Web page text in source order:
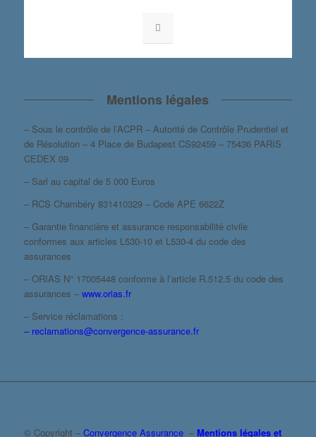
Mentions légales
– Sous le contrôle de l’ACPR – Autorité de Contrôle Prudentiel et
de Résolution – 4 Place de Budapest CS92459 – 75436 PARIS
CEDEX 09
– Sarl au capital de 5 000 Euros
– RCS Chambéry 831410329 – Code APE 6622Z
– Garantie financière et assurance responsabilité civile
conformes aux articles L530-10 et L530-4 du code des
assurances
– ORIAS N° 17005448 conforme à l’article R.512.5 du code des
assurances – www.orias.fr
– Service réclamations :
– reclamations@convergence-assurance.fr
© Copyright – Convergence Assurance– Mentions légales et